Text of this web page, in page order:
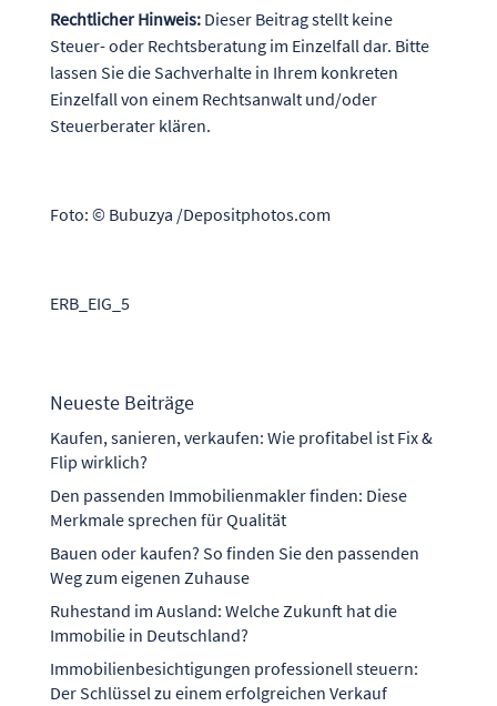
Rechtlicher Hinweis:Dieser Beitrag stellt keine
Steuer- oder Rechtsberatung im Einzelfall dar. Bitte
lassen Sie die Sachverhalte in Ihrem konkreten
Einzelfall von einem Rechtsanwalt und/oder
Steuerberater klären.
Foto: © Bubuzya /Depositphotos.com
ERB_EIG_5
Neueste Beiträge
Kaufen, sanieren, verkaufen: Wie profitabel ist Fix &
Flip wirklich?
Den passenden Immobilienmakler finden: Diese
Merkmale sprechen für Qualität
Bauen oder kaufen? So finden Sie den passenden
Weg zum eigenen Zuhause
Ruhestand im Ausland: Welche Zukunft hat die
Immobilie in Deutschland?
Immobilienbesichtigungen professionell steuern:
Der Schlüssel zu einem erfolgreichen Verkauf